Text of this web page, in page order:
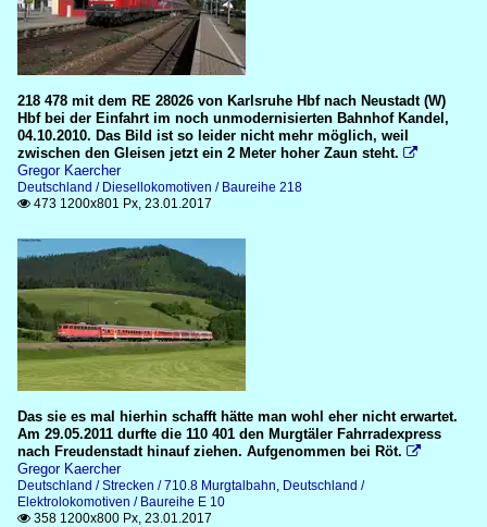
218 478 mit dem RE 28026 von Karlsruhe Hbf nach Neustadt (W)
Hbf bei der Einfahrt im noch unmodernisierten Bahnhof Kandel,
04.10.2010. Das Bild ist so leider nicht mehr möglich, weil
zwischen den Gleisen jetzt ein 2 Meter hoher Zaun steht. 
Gregor Kaercher
Deutschland / Diesellokomotiven / Baureihe 218
 473 1200x801 Px, 23.01.2017
Das sie es mal hierhin schafft hätte man wohl eher nicht erwartet.
Am 29.05.2011 durfte die 110 401 den Murgtäler Fahrradexpress
nach Freudenstadt hinauf ziehen. Aufgenommen bei Röt. 
Gregor Kaercher
Deutschland / Strecken / 710.8 Murgtalbahn, Deutschland /
Elektrolokomotiven / Baureihe E 10
 358 1200x800 Px, 23.01.2017